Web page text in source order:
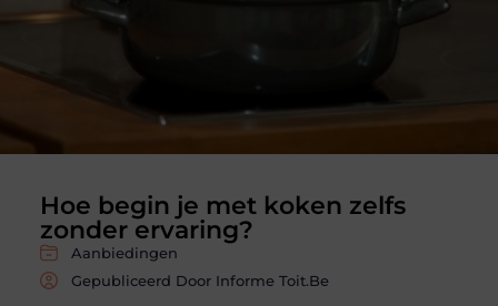
Hoe begin je met koken zelfs
zonder ervaring?
Aanbiedingen
Gepubliceerd Door Informe Toit.be